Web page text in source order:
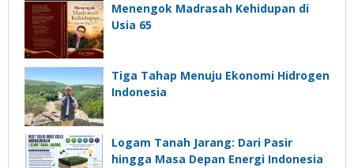
Menengok Madrasah Kehidupan di
Usia 65
Tiga Tahap Menuju Ekonomi Hidrogen
Indonesia
Logam Tanah Jarang: Dari Pasir
hingga Masa Depan Energi Indonesia